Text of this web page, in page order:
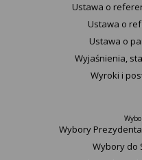
Ustawa o
Ustawa o
Ustawa o
Wyjaśnienia,
Wyroki i
Wybory
Wybory do